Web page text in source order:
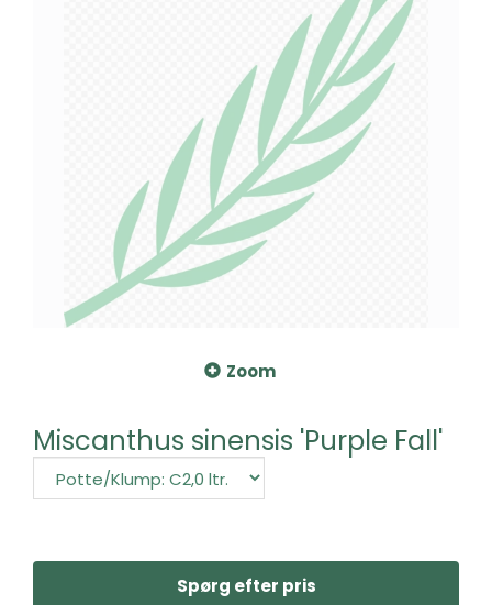
Zoom
Miscanthus sinensis 'Purple Fall'
Spørg efter pris